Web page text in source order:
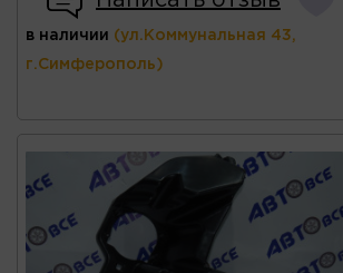
в наличии (ул.Коммунальная 43,
г.Симферополь)